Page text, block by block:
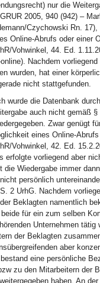
nur die
2005, 940 (942) –
Czychowski Rn.
Online-Abrufs oder einer
Vohwinkel, 44. Ed.
Nachdem
wurden, hat einer
nicht stattgefunden.
wurde die Datenbank
auch nicht gemäß §
Zwar genügt
eines Online-
Vohwinkel, 42. Ed.
erfolgte vorliegend aber
die Wiedergabe immer
persönlich
2 UrhG. Nachdem
Beklagten namentlich
für ein zum selben
Unternehmen tätig
der Beklagten
aber
eine persönliche
zu den Mitarbeitern der
haben. An